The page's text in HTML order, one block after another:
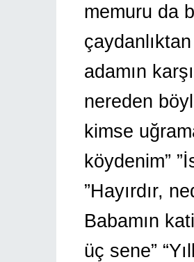
memuru da
adamın
nereden
kimse
köydenim”
”Hayırdır,
Babamın
üç sene”